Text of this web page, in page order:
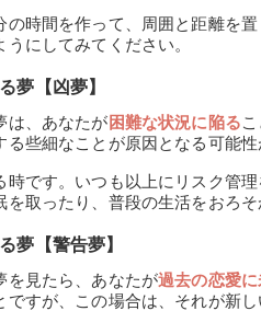
の時間を作って、周囲と距離を
にしてみてください。
夢【凶夢】
は、あなたが 困難な状況に陥る
些細なことが原因となる可能性
時です。いつも以上にリスク管
を取ったり、普段の生活をおろそ
夢【警告夢】
を見たら、あなたが過去の恋愛
ですが、この場合は、それが新